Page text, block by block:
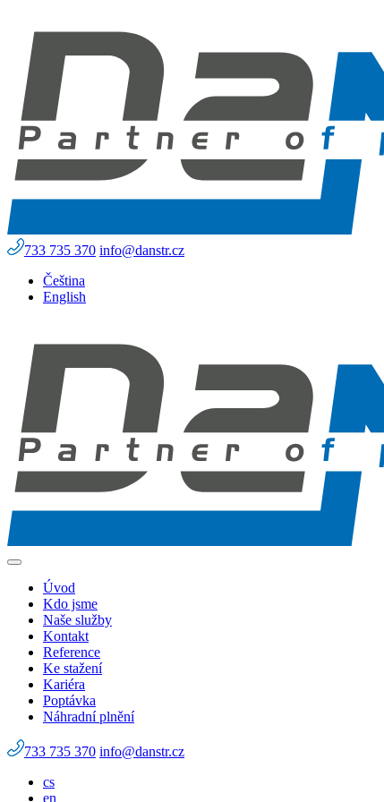
733 735 370 info@danstr.cz
Čeština
English
Úvod
Kdo jsme
Naše služby
Kontakt
Reference
Ke stažení
Kariéra
Poptávka
Náhradní plnění
733 735 370 info@danstr.cz
cs
en